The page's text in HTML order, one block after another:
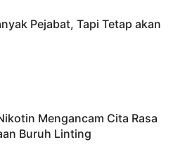
Pejabat, Tapi Tetap akan
Mengancam Cita Rasa
Buruh Linting